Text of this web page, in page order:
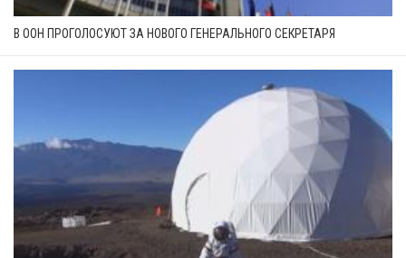
В ООН ПРОГОЛОСУЮТ ЗА НОВОГО ГЕНЕРАЛЬНОГО СЕКРЕТАРЯ